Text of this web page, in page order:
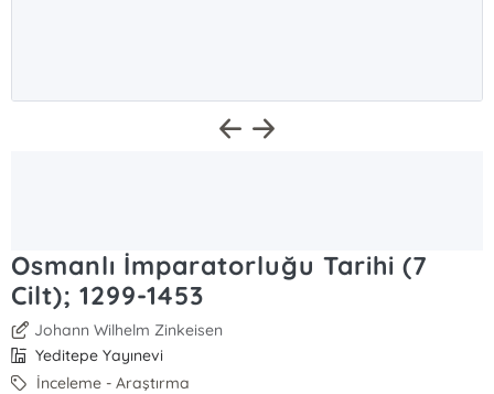
Osmanlı İmparatorluğu Tarihi (7
Cilt); 1299-1453
Johann Wilhelm Zinkeisen
Yeditepe Yayınevi
İnceleme - Araştırma